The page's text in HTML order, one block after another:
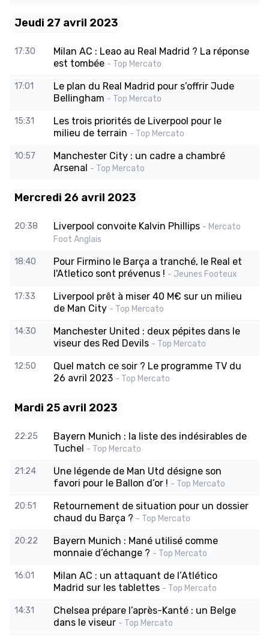
Jeudi 27 avril 2023
17:30
Milan AC : Leao au Real Madrid ? La réponse
est tombée - Top Mercato
17:01
Le plan du Real Madrid pour s’offrir Jude
Bellingham - Top Mercato
15:31
Les trois priorités de Liverpool pour le
milieu de terrain - Top Mercato
10:57
Manchester City : un cadre a chambré
Arsenal - Top Mercato
Mercredi 26 avril 2023
20:38 Liverpool convoite Kalvin Phillips - Mercato
Foot Anglais
18:40
Pour Firmino le Barça a tranché, le Real et
l'Atletico sont prévenus ! - Jeunes Footeux
17:33
Liverpool prêt à miser 40 M€ sur un milieu
de Man City - Top Mercato
14:30
Manchester United : deux pépites dans le
viseur des Red Devils - Top Mercato
12:50
Quel match ce soir ? Le programme TV du
26 avril 2023 - Top Mercato
Mardi 25 avril 2023
22:25
Bayern Munich : la liste des indésirables de
Tuchel - Top Mercato
21:24
Une légende de Man Utd désigne son
favori pour le Ballon d’or ! - Top Mercato
20:51
Retournement de situation pour un dossier
chaud du Barça ? - Top Mercato
20:22
Bayern Munich : Mané utilisé comme
monnaie d’échange ? - Top Mercato
16:01
Milan AC : un attaquant de l’Atlético
Madrid sur les tablettes - Top Mercato
14:31
Chelsea prépare l’après-Kanté : un Belge
dans le viseur - Top Mercato